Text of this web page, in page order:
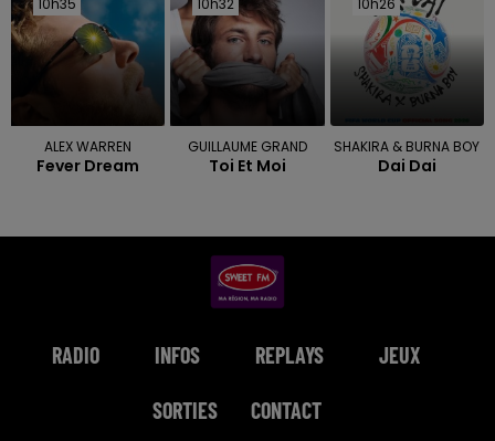
10h35
10h35
ALEX WARREN
Fever Dream
10h32
10h32
GUILLAUME GRAND
Toi Et Moi
10h26
10h26
SHAKIRA & BURNA BOY
Dai Dai
RADIO INFOS REPLAYS JEUX
SORTIES CONTACT